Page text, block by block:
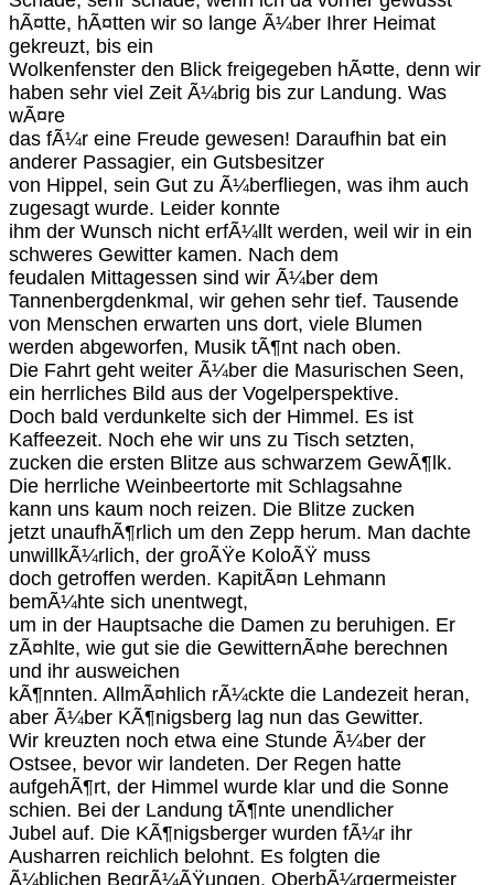
hÃ¤tte, hÃ¤tten wir so lange Ã¼ber Ihrer Heimat
gekreuzt, bis ein
Wolkenfenster den Blick freigegeben hÃ¤tte, denn wir
haben sehr viel Zeit Ã¼brig bis zur Landung. Was
wÃ¤re
das fÃ¼r eine Freude gewesen! Daraufhin bat ein
anderer Passagier, ein Gutsbesitzer
von Hippel, sein Gut zu Ã¼berfliegen, was ihm auch
zugesagt wurde. Leider konnte
ihm der Wunsch nicht erfÃ¼llt werden, weil wir in ein
schweres Gewitter kamen. Nach dem
feudalen Mittagessen sind wir Ã¼ber dem
Tannenbergdenkmal, wir gehen sehr tief. Tausende
von Menschen erwarten uns dort, viele Blumen
werden abgeworfen, Musik tÃ¶nt nach oben.
Die Fahrt geht weiter Ã¼ber die Masurischen Seen,
ein herrliches Bild aus der Vogelperspektive.
Doch bald verdunkelte sich der Himmel. Es ist
Kaffeezeit. Noch ehe wir uns zu Tisch setzten,
zucken die ersten Blitze aus schwarzem GewÃ¶lk.
Die herrliche Weinbeertorte mit Schlagsahne
kann uns kaum noch reizen. Die Blitze zucken
jetzt unaufhÃ¶rlich um den Zepp herum. Man dachte
unwillkÃ¼rlich, der groÃŸe KoloÃŸ muss
doch getroffen werden. KapitÃ¤n Lehmann
bemÃ¼hte sich unentwegt,
um in der Hauptsache die Damen zu beruhigen. Er
zÃ¤hlte, wie gut sie die GewitternÃ¤he berechnen
und ihr ausweichen
kÃ¶nnten. AllmÃ¤hlich rÃ¼ckte die Landezeit heran,
aber Ã¼ber KÃ¶nigsberg lag nun das Gewitter.
Wir kreuzten noch etwa eine Stunde Ã¼ber der
Ostsee, bevor wir landeten. Der Regen hatte
aufgehÃ¶rt, der Himmel wurde klar und die Sonne
schien. Bei der Landung tÃ¶nte unendlicher
Jubel auf. Die KÃ¶nigsberger wurden fÃ¼r ihr
Ausharren reichlich belohnt. Es folgten die
Ã¼blichen BegrÃ¼ÃŸungen, OberbÃ¼rgermeister